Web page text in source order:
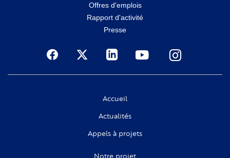
Offres d'emplois
Rapport d'activité
Presse
Social
Accueil
Actualités
Appels à projets
Notre projet